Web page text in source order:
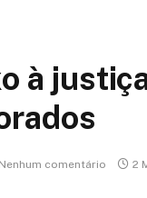
à
Nenhum comentário 2